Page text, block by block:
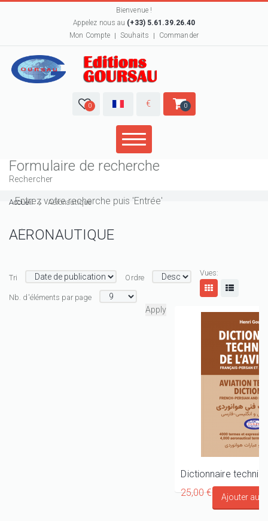
Bienvenue !
Appelez nous au (+33) 5.61.39.26.40
Mon Compte
Souhaits Commander
0 € 0
Formulaire de recherche
Rechercher
Accueil Aéronautique
AÉRONAUTIQUE
Tri Ordre
Nb. d'éléments par page
Vues:
25,00 €